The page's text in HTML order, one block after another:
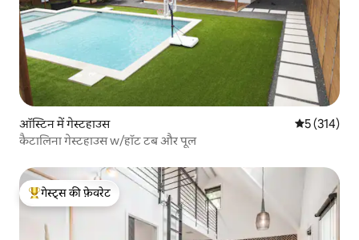
ऑस्टिन में गेस्टहाउस औसत रेटिंग 5
5 (314)
कैटालिना गेस्टहाउस w/हॉट टब और पूल
गेस्ट्स का टॉप फ़ेवरेट
गेस्ट्स की फ़ेवरेट